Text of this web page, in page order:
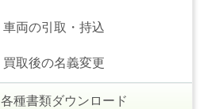
車両の引取・持込
買取後の名義変更
各種書類ダウンロード